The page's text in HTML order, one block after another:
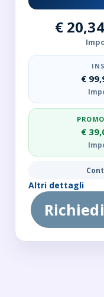
€
€
€
Altri dettagli